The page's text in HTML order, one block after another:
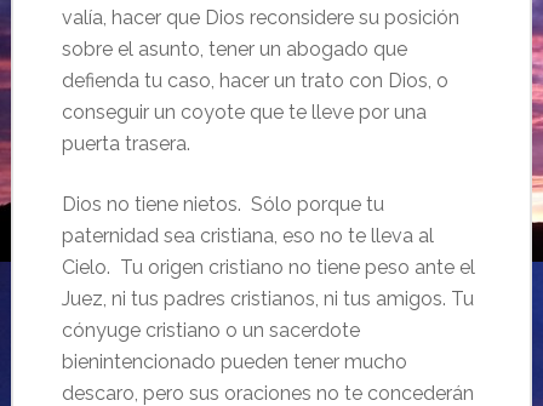
valía, hacer que Dios reconsidere su posición
sobre el asunto, tener un abogado que
defienda tu caso, hacer un trato con Dios, o
conseguir un coyote que te lleve por una
puerta trasera.
Dios no tiene nietos. Sólo porque tu
paternidad sea cristiana, eso no te lleva al
Cielo. Tu origen cristiano no tiene peso ante el
Juez, ni tus padres cristianos, ni tus amigos. Tu
cónyuge cristiano o un sacerdote
bienintencionado pueden tener mucho
descaro, pero sus oraciones no te concederán